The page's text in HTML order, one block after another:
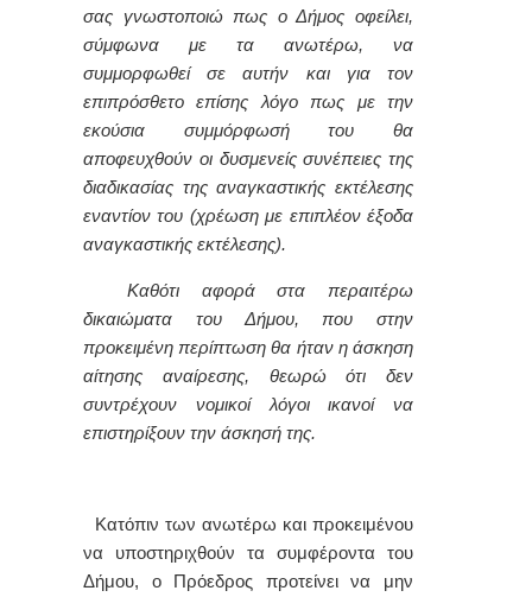
σας γνωστοποιώ πως ο Δήμος οφείλει,
σύμφωνα με τα ανωτέρω, να
συμμορφωθεί σε αυτήν και για τον
επιπρόσθετο επίσης λόγο πως με την
εκούσια συμμόρφωσή του θα
αποφευχθούν οι δυσμενείς συνέπειες της
διαδικασίας της αναγκαστικής εκτέλεσης
εναντίον του (χρέωση με επιπλέον έξοδα
αναγκαστικής εκτέλεσης).
Καθότι αφορά στα περαιτέρω
δικαιώματα του Δήμου, που στην
προκειμένη περίπτωση θα ήταν η άσκηση
αίτησης αναίρεσης, θεωρώ ότι δεν
συντρέχουν νομικοί λόγοι ικανοί να
επιστηρίξουν την άσκησή της.
Κατόπιν των ανωτέρω και προκειμένου
να υποστηριχθούν τα συμφέροντα του
Δήμου, ο Πρόεδρος προτείνει να μην